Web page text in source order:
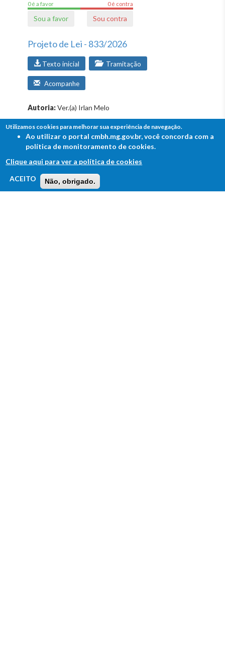
0 é a favor 0 é contra
Sou a favor Sou contra
Projeto de Lei - 833/2026
Texto inicial Tramitação
Acompanhe
Autoria:Ver.(a) Irlan Melo
Ementa:Dá o nome Maria do Carmo Assunção à
passagem localizada na lateral da Av. Waldyr Soeiro
Emrich, nº 4610, Bairro Olaria.
Assunto:Denominação, próprio público, logradouro,
trecho, localização, [ Rua Maria do Carmo Assunção.
Avenida Waldyr Soeiro Emrich. Bairro Olaria. Rua
Professora Aspásia Ayer. Rua Virtulino Pinto Ribeiro ].
FALE COM A CÂMARA
Ouvidoria - Lei de Acesso à Informação
Utilizamos cookies para melhorar sua experiência de navegação.
Ao utilizar o portal cmbh.mg.gov.br, você concorda com a
política de monitoramento de cookies.
Clique aqui para ver a política de cookies
ACEITO
Não, obrigado.